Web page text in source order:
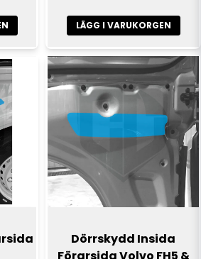
Skicka fråga
LÄGG I VARUKORGEN
Dörrskydd Insida